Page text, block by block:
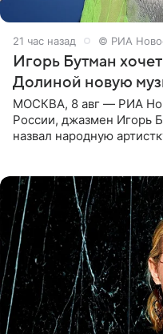
21 час назад © РИА
Игорь Бутман
Долиной новую
МОСКВА, 8 авг — РИА
России, джазмен Игорь
назвал народную